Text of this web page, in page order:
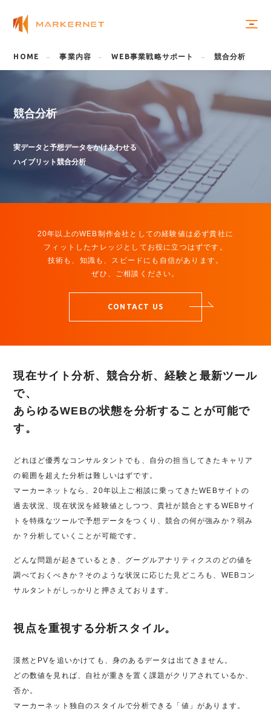
HOME 事業内容 WEB事業戦略サポート 競合分析
競合分析
実データと予想データをかけあわせる
ハイブリット競合分析
20年以上のWEB制作会社としての経験値は必ず貴社に
フィットしたナレッジとしてお役に立つはずです。
技術も、知識も、スピードにも自信があります。
ぜひ、ご相談ください。
CONTACT US
現在サイト分析、競合分析、経験と最新ツール
で、
あらゆるWEBの状態を分析することが可能で
す。
どれほど優秀なコンサルタントでも、自分の担当してきたキャリア
の範囲を超えた分析は難しいはずです。
マーカーネットなら、20年以上ご相談に乗ってきたWEBサイトの
過去状況、現在状況を経験値としつつ、貴社が競合とするWEBサイ
トを特殊なツールで予想データをつくり、競合の何が強みか？弱み
か？分析していくことが可能です。
どんな問題が起きているとき、グーグルアナリティクスのどの値を
調べておくべきか？そのような状況に応じた見どころも、WEBコン
サルタントがしっかりと押さえております。
視点を重視する分析スタイル。
漠然とPVを追いかけても、身のあるデータは出てきません。
どの数値を見れば、自社が重きを置く課題がクリアされているか、
否か。
マーカーネット独自のスタイルで分析できる「値」があります。